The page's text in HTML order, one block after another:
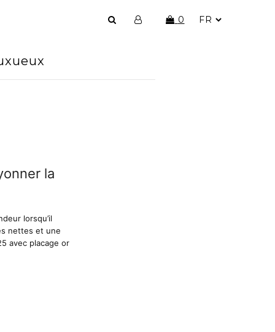
0
la
lorsqu’il
nettes et une
avec placage or